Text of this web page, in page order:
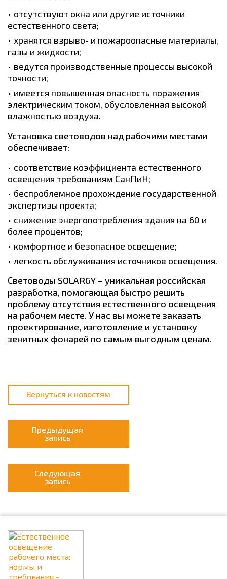
отсутствуют окна или другие источники
естественного света;
хранятся взрыво- и пожароопасные материалы,
газы и жидкости;
ведутся производственные процессы высокой
точности;
имеется повышенная опасность поражения
электрическим током, обусловленная высокой
влажностью воздуха.
Установка световодов над рабочими местами
обеспечивает:
соответствие коэффициента естественного
освещения требованиям СанПиН;
беспроблемное прохождение государственной
экспертизы проекта;
снижение энергопотребления здания на 60 и
более процентов;
комфортное и безопасное освещение;
легкость обслуживания источников освещения.
Световоды SOLARGY – уникальная российская
разработка, помогающая быстро решить
проблему отсутствия естественного освещения
на рабочем месте. У нас вы можете заказать
проектирование, изготовление и установку
зенитных фонарей по самым выгодным ценам.
Вернуться к новостям
Предыдущая
запись
Следующая
запись